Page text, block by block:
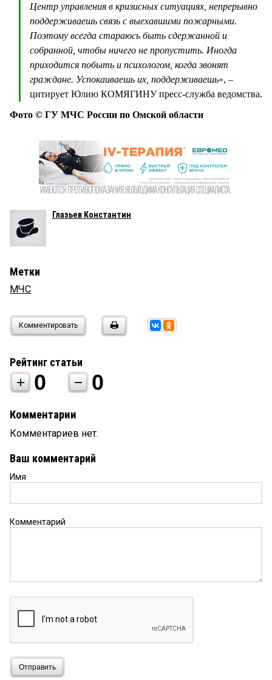
Центр управления в кризисных ситуациях, непрерывно
поддерживаешь связь с выехавшими пожарными.
Поэтому всегда стараюсь быть сдержанной и
собранной, чтобы ничего не пропустить. Иногда
приходится побыть и психологом, когда звонят
граждане. Успокаиваешь их, поддерживаешь», –
цитирует Юлию КОМЯГИНУ пресс-служба ведомства.
Фото © ГУ МЧС России по Омской области
Глазьев Константин
Метки
МЧС
Комментировать
Рейтинг статьи
0 0
Комментарии
Комментариев нет.
Ваш комментарий
Имя
Комментарий
Отправить